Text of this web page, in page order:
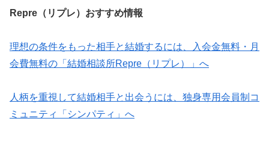
Repre（リプレ）おすすめ情報
理想の条件をもった相手と結婚するには、入会金無料・月
会費無料の「結婚相談所Repre（リプレ）」へ
人柄を重視して結婚相手と出会うには、独身専用会員制コ
ミュニティ「シンパティ」へ